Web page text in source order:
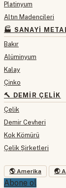
Platinyum
Altın Madencileri
🏭 SANAYI
Bakır
Alüminyum
Kalay
Çinko
🔨 DEMIR ÇELIK
Çelik
Demir Cevheri
Kok Kömürü
Çelik Şirketleri
🌎 Amerika 🌏
Abone ol